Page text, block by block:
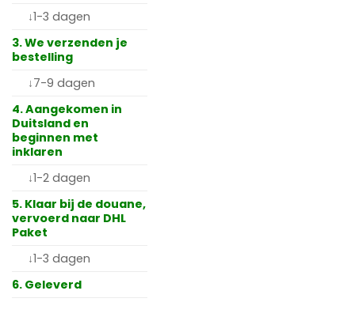
↓1-3 dagen
3. We verzenden je
bestelling
↓7-9 dagen
4. Aangekomen in
Duitsland en
beginnen met
inklaren
↓1-2 dagen
5. Klaar bij de douane,
vervoerd naar DHL
Paket
↓1-3 dagen
6. Geleverd